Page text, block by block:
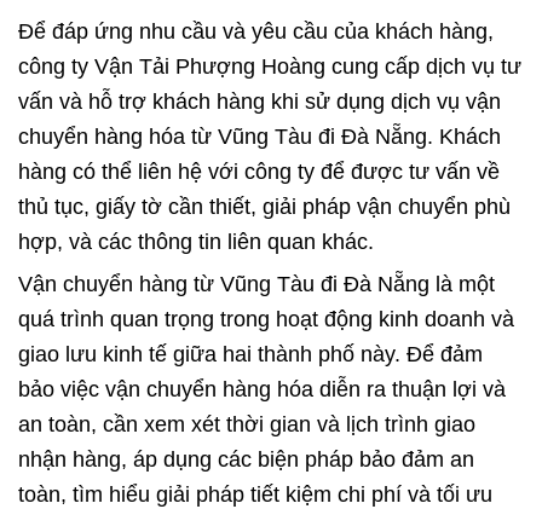
Để đáp ứng nhu cầu và yêu cầu của khách hàng,
công ty Vận Tải Phượng Hoàng cung cấp dịch vụ tư
vấn và hỗ trợ khách hàng khi sử dụng dịch vụ vận
chuyển hàng hóa từ Vũng Tàu đi Đà Nẵng. Khách
hàng có thể liên hệ với công ty để được tư vấn về
thủ tục, giấy tờ cần thiết, giải pháp vận chuyển phù
hợp, và các thông tin liên quan khác.
Vận chuyển hàng từ Vũng Tàu đi Đà Nẵng là một
quá trình quan trọng trong hoạt động kinh doanh và
giao lưu kinh tế giữa hai thành phố này. Để đảm
bảo việc vận chuyển hàng hóa diễn ra thuận lợi và
an toàn, cần xem xét thời gian và lịch trình giao
nhận hàng, áp dụng các biện pháp bảo đảm an
toàn, tìm hiểu giải pháp tiết kiệm chi phí và tối ưu